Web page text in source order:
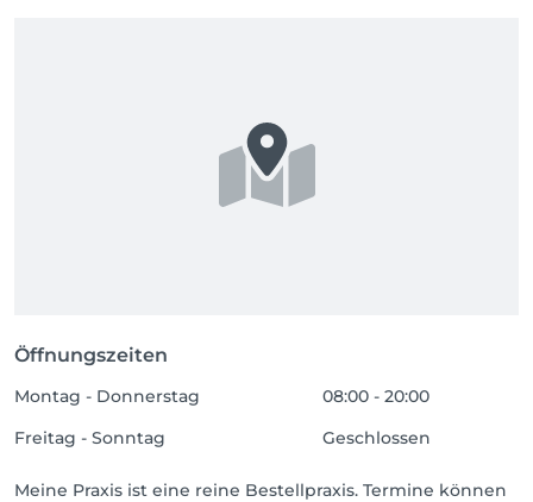
Öffnungszeiten
Montag - Donnerstag
08:00 - 20:00
Freitag - Sonntag
Geschlossen
Meine Praxis ist eine reine Bestellpraxis. Termine können